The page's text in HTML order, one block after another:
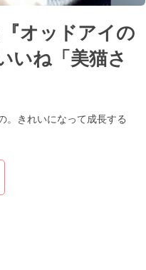
オッドアイの
いね「美猫さ
。きれいになって成長する